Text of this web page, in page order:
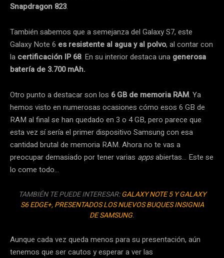
Snapdragon 823.
También sabemos que a semejanza del Galaxy S7, este
Galaxy Note 6 es resistente al agua y al polvo, al contar con
la certificación IP 68. En su interior destaca una generosa
batería de 3.700 mAh.
Otro punto a destacar son los 6 GB de memoria RAM. Ya
hemos visto en numerosas ocasiones cómo esos 6 GB de
RAM al final se han quedado en 3 o 4 GB, pero parece que
esta vez sí sería el primer dispositivo Samsung con esa
cantidad brutal de memoria RAM. Ahora no te vas a
preocupar demasiado por tener varias appsabiertas… Este se
lo come todo…
TAMBIÉN TE PUEDE INTERESAR:GALAXY NOTE 5 Y GALAXY
S6 EDGE+, PRESENTADOS LOS NUEVOS BUQUES INSIGNIA
DE SAMSUNG.
Aunque cada vez queda menos para su presentación, aún
tenemos que ser cautos y esperar a ver las